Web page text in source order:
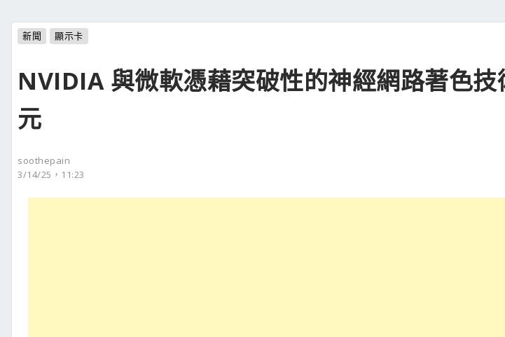
新聞 顯示卡
NVIDIA 與微軟憑藉突破性的神經網路著色
元
soothepain
3/14/25，11:23